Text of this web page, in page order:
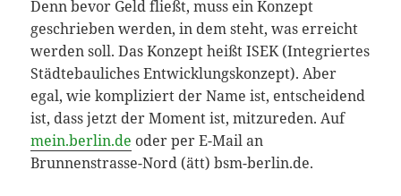
Denn bevor Geld fließt, muss ein Konzept
geschrieben werden, in dem steht, was erreicht
werden soll. Das Konzept heißt ISEK (Integriertes
Städtebauliches Entwicklungskonzept). Aber
egal, wie kompliziert der Name ist, entscheidend
ist, dass jetzt der Moment ist, mitzureden. Auf
mein.berlin.de oder per E-Mail an
Brunnenstrasse-Nord (ätt) bsm-berlin.de.